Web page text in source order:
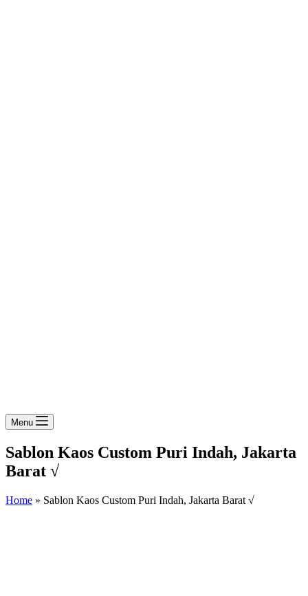
Menu
Sablon Kaos Custom Puri Indah, Jakarta
Barat √
Home » Sablon Kaos Custom Puri Indah, Jakarta Barat √